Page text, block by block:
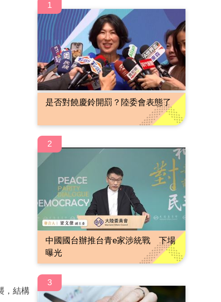
，結構
1
是否對饒慶鈴開罰？陸委會表態了
2
中國國台辦推台青e家涉統戰 下場
曝光
3